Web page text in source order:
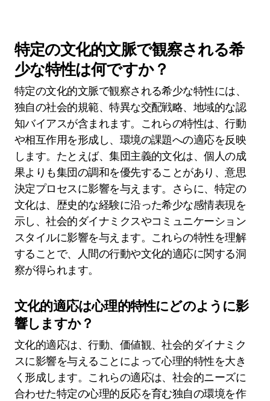
よって特徴づけられます。その結果、協力的な行
動は人間の相互作用の基本的な側面となります。
社会グループにおける利他主義の重要性
は何ですか？
利他主義は、協力とグループの結束を高めること
によって社会グループにおいて重要な役割を果た
します。この行動は信頼と相互支援を促進し、メ
ンバーの生存率を向上させます。利他主義は、人
間の進化のユニークな特性として見なされ、社会
的結束と集団行動を促進します。研究によれば、
利他的な行動はグループの成功を高め、相互関係
を通じて個人に利益をもたらすことができます。
特定の文化的文脈で観察される希
少な特性は何ですか？
特定の文化的文脈で観察される希少な特性には、
独自の社会的規範、特異な交配戦略、地域的な認
知バイアスが含まれます。これらの特性は、行動
や相互作用を形成し、環境の課題への適応を反映